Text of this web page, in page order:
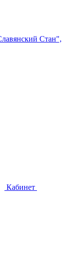
Стан",
Кабинет